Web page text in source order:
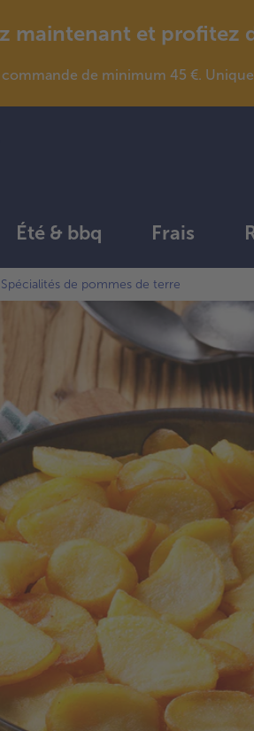
maintenant et profitez
commande de minimum 45 €.
Été & bbq Frais
Spécialités de pommes de terre